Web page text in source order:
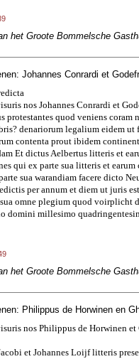
het Groote Bommelsche
Johannes Conrardi et
nos Johannes Conrardi et
protestantes quod veniens
denariorum legalium eidem ut
contenta prout ibidem
Et dictus Aelbertus litteris et
qui ex parte sua litteris et
sua warandiam facere dicto
per annum et diem ut juris
omne plegium quod voirplicht
domini millesimo
het Groote Bommelsche
Philippus de Horwinen en
nos Philippus de Horwinen
et Johannes Loijf litteris